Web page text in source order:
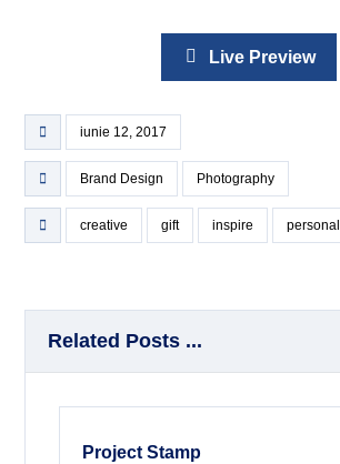
Live Preview
iunie 12, 2017
Brand Design Photography
creative gift inspire personal
Related Posts ...
Project Stamp